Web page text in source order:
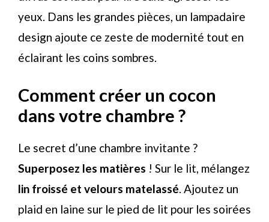
yeux. Dans les grandes pièces, un lampadaire
design ajoute ce zeste de modernité tout en
éclairant les coins sombres.
Comment créer un cocon
dans votre chambre ?
Le secret d’une chambre invitante ?
Superposez les matières ! Sur le lit, mélangez
lin froissé et velours matelassé. Ajoutez un
plaid en laine sur le pied de lit pour les soirées